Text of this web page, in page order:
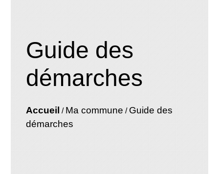
Guide des
démarches
Accueil / Ma commune / Guide des
démarches